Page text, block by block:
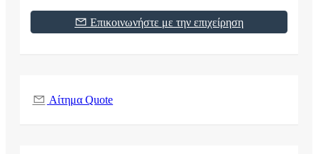
Επικοινωνήστε με την επιχείρηση
Αίτημα Quote